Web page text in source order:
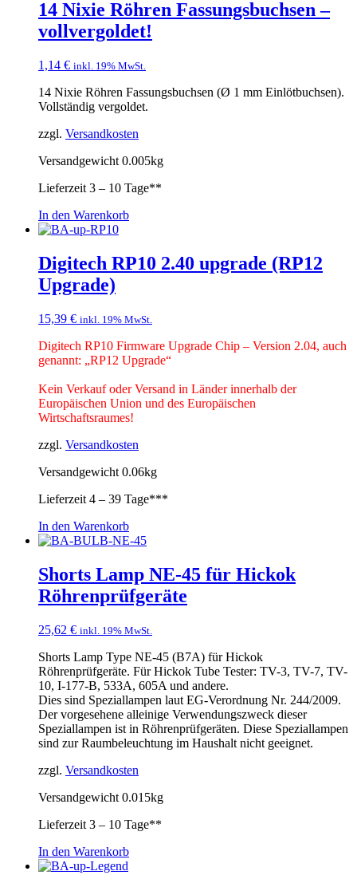
14 Nixie Röhren Fassungsbuchsen –
vollvergoldet!
1,14 € inkl. 19% MwSt.
14 Nixie Röhren Fassungsbuchsen (Ø 1 mm Einlötbuchsen).
Vollständig vergoldet.
zzgl. Versandkosten
Versandgewicht 0.005kg
Lieferzeit 3 – 10 Tage**
In den Warenkorb
Digitech RP10 2.40 upgrade (RP12
Upgrade)
15,39 € inkl. 19% MwSt.
Digitech RP10 Firmware Upgrade Chip – Version 2.04, auch
genannt: „RP12 Upgrade“
Kein Verkauf oder Versand in Länder innerhalb der
Europäischen Union und des Europäischen
Wirtschaftsraumes!
zzgl. Versandkosten
Versandgewicht 0.06kg
Lieferzeit 4 – 39 Tage***
In den Warenkorb
Shorts Lamp NE-45 für Hickok
Röhrenprüfgeräte
25,62 € inkl. 19% MwSt.
Shorts Lamp Type NE-45 (B7A) für Hickok
Röhrenprüfgeräte. Für Hickok Tube Tester: TV-3, TV-7, TV-
10, I-177-B, 533A, 605A und andere.
Dies sind Speziallampen laut EG-Verordnung Nr. 244/2009.
Der vorgesehene alleinige Verwendungszweck dieser
Speziallampen ist in Röhrenprüfgeräten. Diese Speziallampen
sind zur Raumbeleuchtung im Haushalt nicht geeignet.
zzgl. Versandkosten
Versandgewicht 0.015kg
Lieferzeit 3 – 10 Tage**
In den Warenkorb